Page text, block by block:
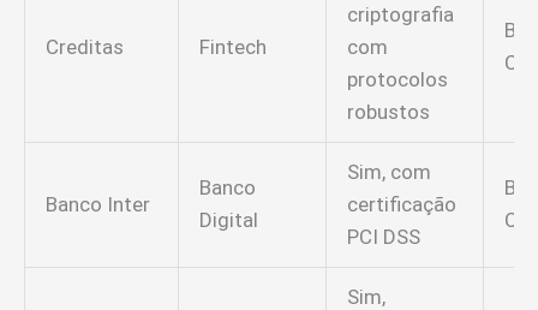
Creditas Fintech
criptografia
com
protocolos
robustos
Banco Inter
Banco
Digital
Sim, com
certificação
PCI DSS
Sim,